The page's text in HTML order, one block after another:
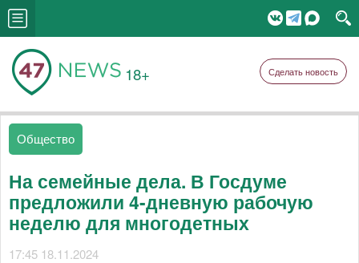
18+ Сделать новость
Общество
На семейные дела. В Госдуме
предложили 4-дневную рабочую
неделю для многодетных
17:45 18.11.2024